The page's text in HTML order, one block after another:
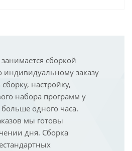
сборкой
индивидуальному заказу
настройку,
набора программ у
больше одного часа.
мы готовы
дня. Сборка